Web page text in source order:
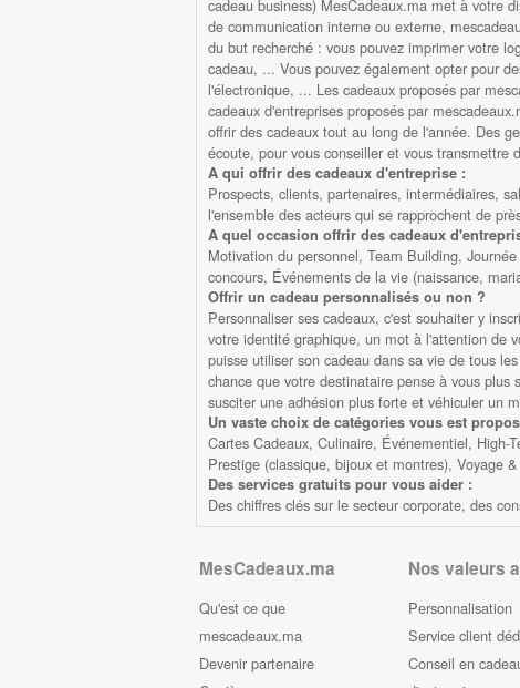
cadeau business) MesCadeaux.ma met à votre
de communication interne ou externe,
du but recherché : vous pouvez imprimer votre
cadeau, ... Vous pouvez également opter pour
l'électronique, ... Les cadeaux proposés par
cadeaux d'entreprises proposés par
offrir des cadeaux tout au long de l'année. Des
écoute, pour vous conseiller et vous transmettre
A qui offrir des cadeaux d'entreprise :
Prospects, clients, partenaires, intermédiaires,
l'ensemble des acteurs qui se rapprochent de
A quel occasion offrir des cadeaux
Motivation du personnel, Team Building,
concours, Événements de la vie (naissance,
Offrir un cadeau personnalisés ou non ?
Personnaliser ses cadeaux, c'est souhaiter y
votre identité graphique, un mot à l'attention de
puisse utiliser son cadeau dans sa vie de tous
chance que votre destinataire pense à vous
susciter une adhésion plus forte et véhiculer un
Un vaste choix de catégories vous est
Cartes Cadeaux, Culinaire, Événementiel, High-
Prestige (classique, bijoux et montres), Voyage
Des services gratuits pour vous aider :
Des chiffres clés sur le secteur corporate, des
MesCadeaux.ma
Qu'est ce que
mescadeaux.ma
Devenir partenaire
Nos valeurs
Personnalisation
Service client
Conseil en